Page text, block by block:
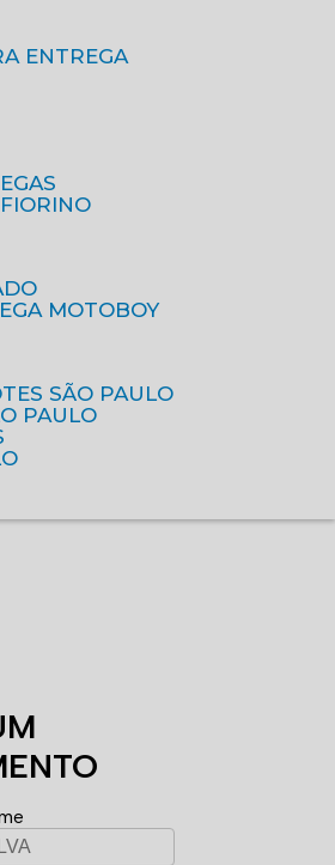
ENTREGA
FIORINO
MOTOBOY
SÃO PAULO
PAULO